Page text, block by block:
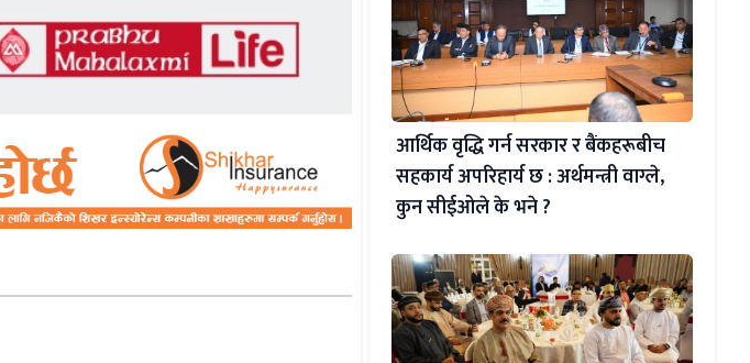
आर्थिक वृद्धि गर्न सरकार र बैंकहरूबीच
सहकार्य अपरिहार्य छ : अर्थमन्त्री वाग्ले,
कुन सीईओले के भने ?